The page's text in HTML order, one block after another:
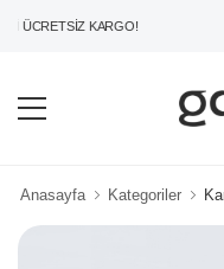
ÜCRETSİZ KARGO!
Anasayfa Kategoriler